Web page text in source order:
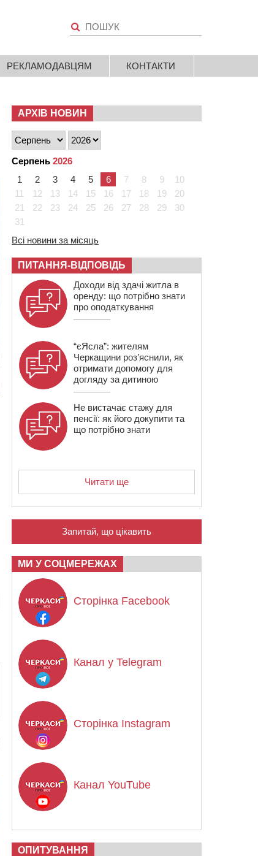
РЕКЛАМОДАВЦЯМ КОНТАКТИ
АРХІВ НОВИН
Серпень 2026
1
2 3 4 5 6 7 8 9
10
11
12 13 14 15 16 17 18 19
20
21
22 23 24 25 26 27 28 29
30
31
Всі новини за місяць
ПИТАННЯ-ВІДПОВІДЬ
Доходи від здачі житла в
оренду: що потрібно знати
про оподаткування
“єЯсла”: жителям
Черкащини роз’яснили, як
отримати допомогу для
догляду за дитиною
Не вистачає стажу для
пенсії: як його докупити та
що потрібно знати
Читати ще
Запитай, що цікавить
МИ У СОЦМЕРЕЖАХ
Сторінка Facebook
Канал у Telegram
Сторінка Instagram
Канал YouTube
ОПИТУВАННЯ